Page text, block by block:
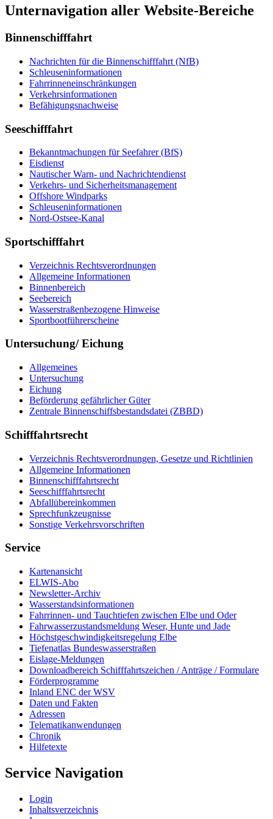
Unternavigation aller Website-Bereiche
Binnenschifffahrt
Nach­rich­ten für die Bin­nen­schiff­fahrt (NfB)
Schleu­sen­in­for­ma­tio­nen
Fahr­rin­nen­ein­schrän­kun­gen
Ver­kehrs­in­for­ma­tio­nen
Be­fä­hi­gungs­nach­wei­se
Seeschifffahrt
Be­kannt­ma­chun­gen für See­fah­rer (BfS)
Eis­dienst
Nau­ti­scher Warn-​ und Nach­rich­ten­dienst
Ver­kehrs-​ und Si­cher­heits­ma­na­ge­ment
Offs­ho­re Wind­parks
Schleu­sen­in­for­ma­tio­nen
Nord-​Ost­see-​Ka­nal
Sportschifffahrt
Ver­zeich­nis Rechts­ver­ord­nun­gen
All­ge­mei­ne In­for­ma­tio­nen
Bin­nen­be­reich
See­be­reich
Was­ser­stra­ßen­be­zo­ge­ne Hin­wei­se
Sport­boot­füh­rer­schei­ne
Untersuchung/ Eichung
All­ge­mei­nes
Un­ter­su­chung
Ei­chung
Be­för­de­rung ge­fähr­li­cher Gü­ter
Zen­tra­le Bin­nen­schiffs­be­stands­da­tei (ZBBD)
Schifffahrtsrecht
Ver­zeich­nis Rechts­ver­ord­nun­gen, Ge­set­ze und Richt­li­ni­en
All­ge­mei­ne In­for­ma­tio­nen
Bin­nen­schiff­fahrts­recht
See­schiff­fahrts­recht
Ab­fall­über­ein­kom­men
Sprech­funk­zeug­nis­se
Sons­ti­ge Ver­kehrs­vor­schrif­ten
Service
Kar­ten­an­sicht
EL­WIS-​Abo
Newslet­ter-​Ar­chiv
Was­ser­stands­in­for­ma­tio­nen
Fahr­rin­nen-​ und Tauch­tie­fen zwi­schen El­be und Oder
Fahr­was­ser­zu­stands­mel­dung We­ser, Hun­te und Ja­de
Höchst­ge­schwin­dig­keits­re­ge­lung El­be
Tie­fe­n­at­las Bun­des­was­ser­stra­ßen
Eis­la­ge-​Mel­dun­gen
Dow­n­load­be­reich Schiff­fahrts­zei­chen / An­trä­ge / For­mu­la­re
För­der­pro­gram­me
In­land ENC der WSV
Da­ten und Fak­ten
Adres­sen
Te­le­ma­ti­kan­wen­dun­gen
Chro­nik
Hil­fe­tex­te
Service Navigation
Log­in
In­halts­ver­zeich­nis